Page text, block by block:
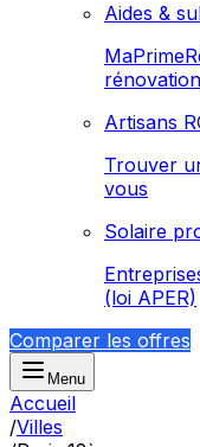
Aides &
rénovation
Artisans
Trouver
vous
Solaire
(loi APER)
Comparer les offres
Menu
Accueil
/Villes